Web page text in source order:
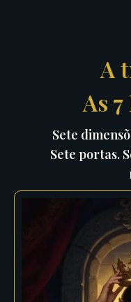
A
As
Sete
Sete portas.